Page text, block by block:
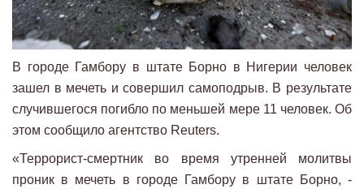
В городе Гамбору в штате Борно в Нигерии человек
зашел в мечеть и совершил самоподрыв. В результате
случившегося погибло по меньшей мере 11 человек. Об
этом сообщило агентство Reuters.
«Террорист-смертник во время утренней молитвы
проник в мечеть в городе Гамбору в штате Борно, -